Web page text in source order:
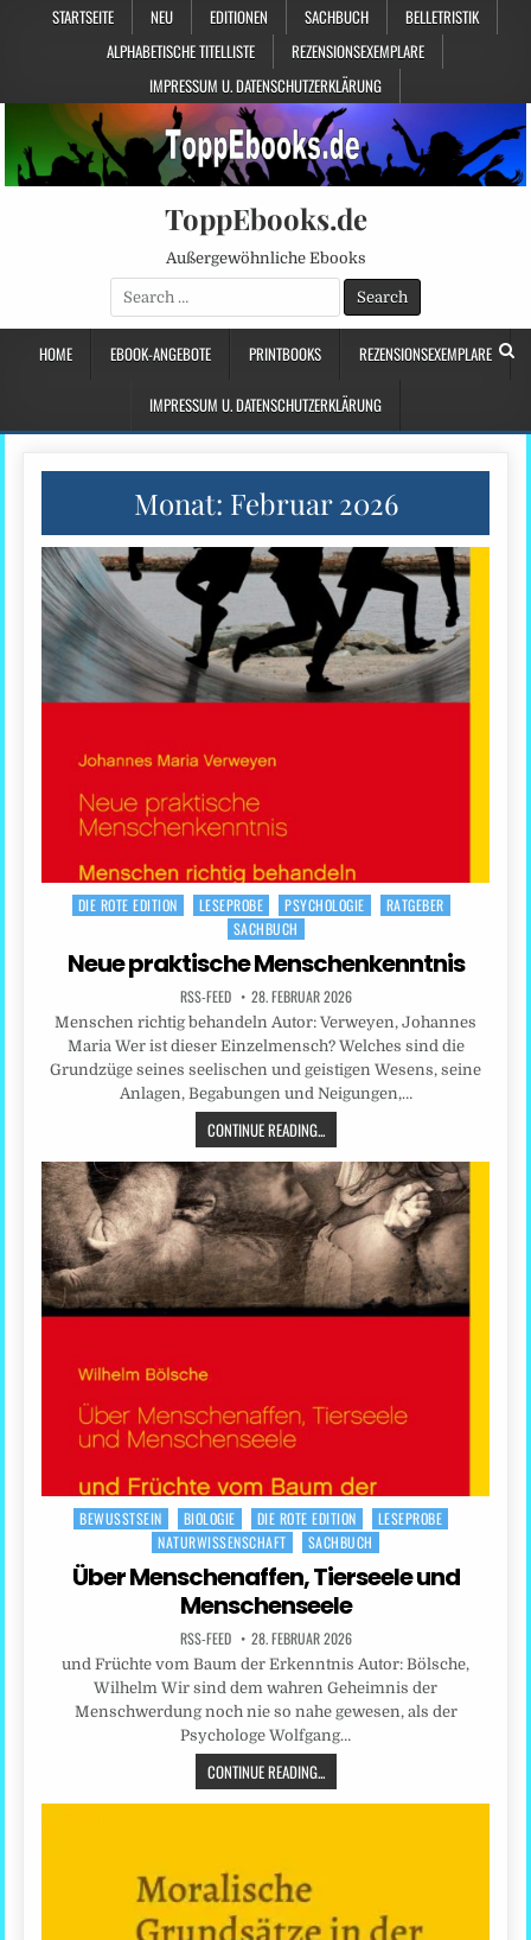
STARTSEITE NEU EDITIONEN SACHBUCH
BELLETRISTIK
ALPHABETISCHE TITELLISTE
REZENSIONSEXEMPLARE
IMPRESSUM U. DATENSCHUTZERKLÄRUNG
ToppEbooks.de
Außergewöhnliche Ebooks
Search
for:
HOME EBOOK-ANGEBOTE PRINTBOOKS REZENSIONSEXEMPLARE
IMPRESSUM U. DATENSCHUTZERKLÄRUNG
Monat: Februar 2026
Posted
DIE ROTE EDITION LESEPROBE PSYCHOLOGIE
RATGEBER
SACHBUCH
Neue praktische Menschenkenntnis
RSS-FEED 28. FEBRUAR 2026
Menschen richtig behandeln Autor: Verweyen, Johannes
Maria Wer ist dieser Einzelmensch? Welches sind die
Grundzüge seines seelischen und geistigen Wesens, seine
Anlagen, Begabungen und Neigungen,…
CONTINUE READING...
Posted
BEWUSSTSEIN BIOLOGIE DIE ROTE EDITION
LESEPROBE
NATURWISSENSCHAFT
SACHBUCH
Über Menschenaffen, Tierseele und
Menschenseele
RSS-FEED 28. FEBRUAR 2026
und Früchte vom Baum der Erkenntnis Autor: Bölsche,
Wilhelm Wir sind dem wahren Geheimnis der
Menschwerdung noch nie so nahe gewesen, als der
Psychologe Wolfgang…
CONTINUE READING...